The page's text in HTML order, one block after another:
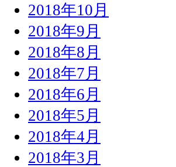
2018年10月
2018年9月
2018年8月
2018年7月
2018年6月
2018年5月
2018年4月
2018年3月